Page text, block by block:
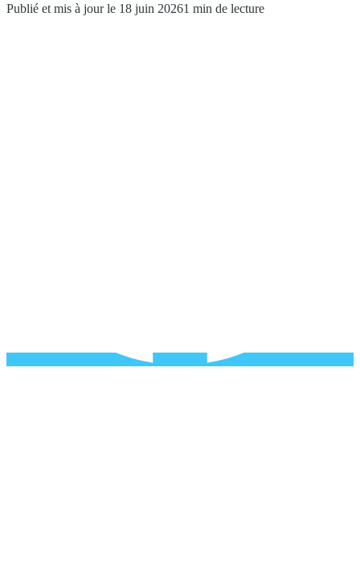
Publié et mis à jour le 18 juin 20261 min de lecture